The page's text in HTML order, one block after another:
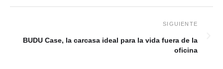
BUDU Case, la carcasa ideal para la vida fuera de la
oficina